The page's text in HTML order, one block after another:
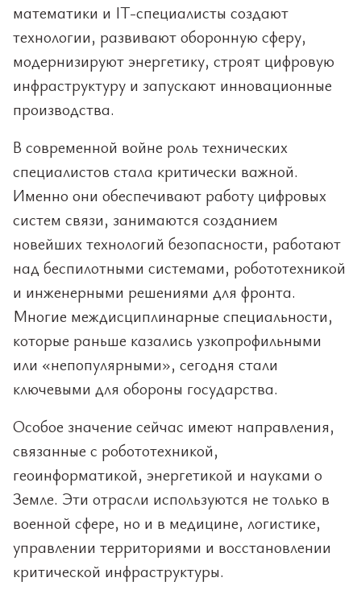
математики и IT-специалисты создают
технологии, развивают оборонную сферу,
модернизируют энергетику, строят цифровую
инфраструктуру и запускают инновационные
производства.
В современной войне роль технических
специалистов стала критически важной.
Именно они обеспечивают работу цифровых
систем связи, занимаются созданием
новейших технологий безопасности, работают
над беспилотными системами, робототехникой
и инженерными решениями для фронта.
Многие междисциплинарные специальности,
которые раньше казались узкопрофильными
или «непопулярными», сегодня стали
ключевыми для обороны государства.
Особое значение сейчас имеют направления,
связанные с робототехникой,
геоинформатикой, энергетикой и науками о
Земле. Эти отрасли используются не только в
военной сфере, но и в медицине, логистике,
управлении территориями и восстановлении
критической инфраструктуры.